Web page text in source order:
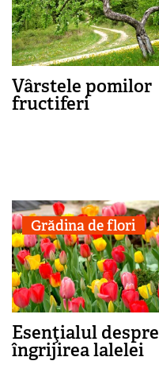
Vârstele pomilor
fructiferi
Grădina de flori
Esenţialul despre
îngrijirea lalelei